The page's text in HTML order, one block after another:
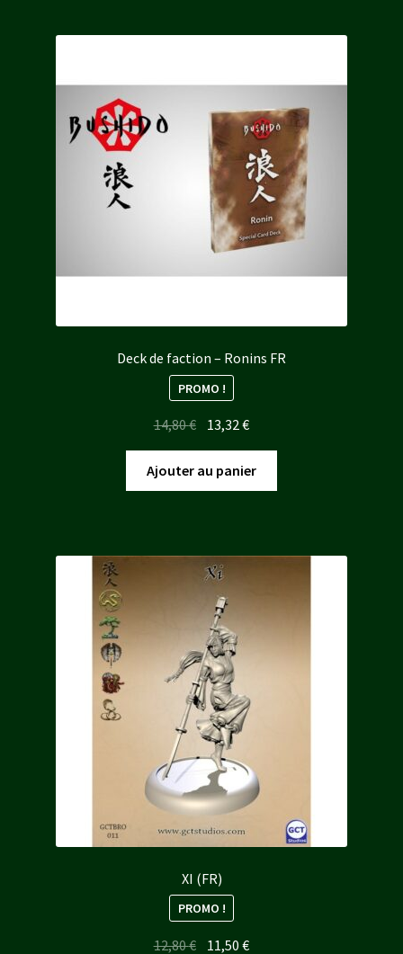
Deck de faction – Ronins FR
PROMO !
14,80€ Le
prix
initial
était :
13,32€Le
prix
actuel
est :
Ajouter au panier
XI (FR)
PROMO !
12,80€ Le11,50€Le